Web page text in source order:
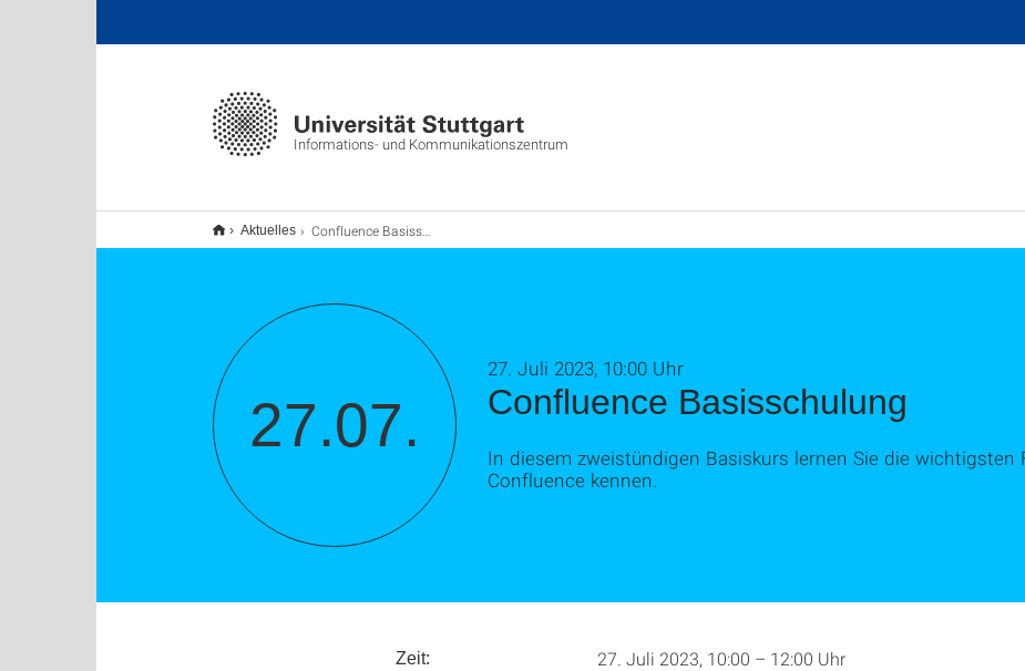
Informations- und Kommunikationszentrum
Aktuelles Confluence Basisschulung
27.07. Confluence Basisschulung
27. Juli 2023, 10:00 Uhr
In diesem zweistündigen Basiskurs lernen Sie die
Confluence kennen.
Zeit: 27. Juli 2023, 10:00 – 12:00 Uhr